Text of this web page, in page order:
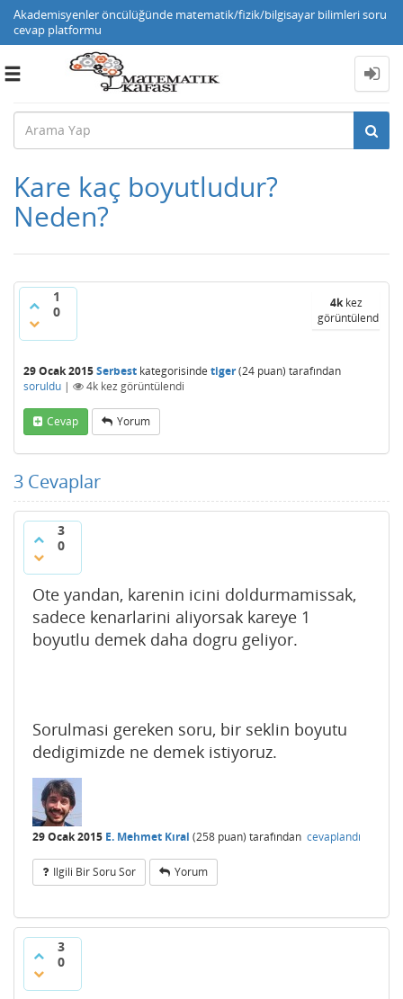
Akademisyenler öncülüğünde matematik/fizik/bilgisayar bilimleri soru
cevap platformu
Toggle
Kare kaç boyutludur?
Neden?
1
0
4kkez
görüntülendi
29 Ocak 2015Serbest kategorisinde tiger(24 puan) tarafından
soruldu | 4k kez görüntülendi
Cevap Yorum
3 Cevaplar
3
0
Ote yandan, karenin icini doldurmamissak,
sadece kenarlarini aliyorsak kareye 1
boyutlu demek daha dogru geliyor.
Sorulmasi gereken soru, bir seklin boyutu
dedigimizde ne demek istiyoruz.
29 Ocak 2015 E. Mehmet Kıral (258 puan) tarafından cevaplandı
Ilgili Bir Soru Sor Yorum
3
0